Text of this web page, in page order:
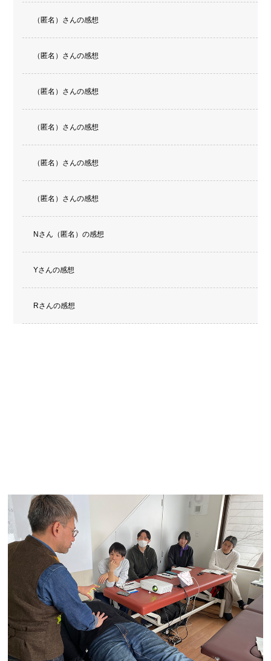
（匿名）さんの感想
（匿名）さんの感想
（匿名）さんの感想
（匿名）さんの感想
（匿名）さんの感想
（匿名）さんの感想
Nさん（匿名）の感想
Yさんの感想
Rさんの感想